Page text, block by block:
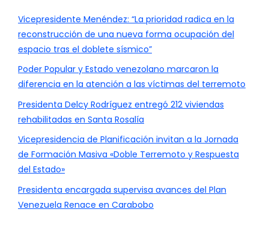
Vicepresidente Menéndez: “La prioridad radica en la
reconstrucción de una nueva forma ocupación del
espacio tras el doblete sísmico”
Poder Popular y Estado venezolano marcaron la
diferencia en la atención a las víctimas del terremoto
Presidenta Delcy Rodríguez entregó 212 viviendas
rehabilitadas en Santa Rosalía
Vicepresidencia de Planificación invitan a la Jornada
de Formación Masiva «Doble Terremoto y Respuesta
del Estado»
Presidenta encargada supervisa avances del Plan
Venezuela Renace en Carabobo